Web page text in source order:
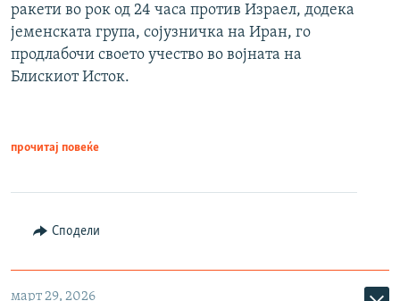
ракети во рок од 24 часа против Израел, додека
јеменската група, сојузничка на Иран, го
продлабочи своето учество во војната на
Блискиот Исток.
прочитај повеќе
Сподели
март 29, 2026